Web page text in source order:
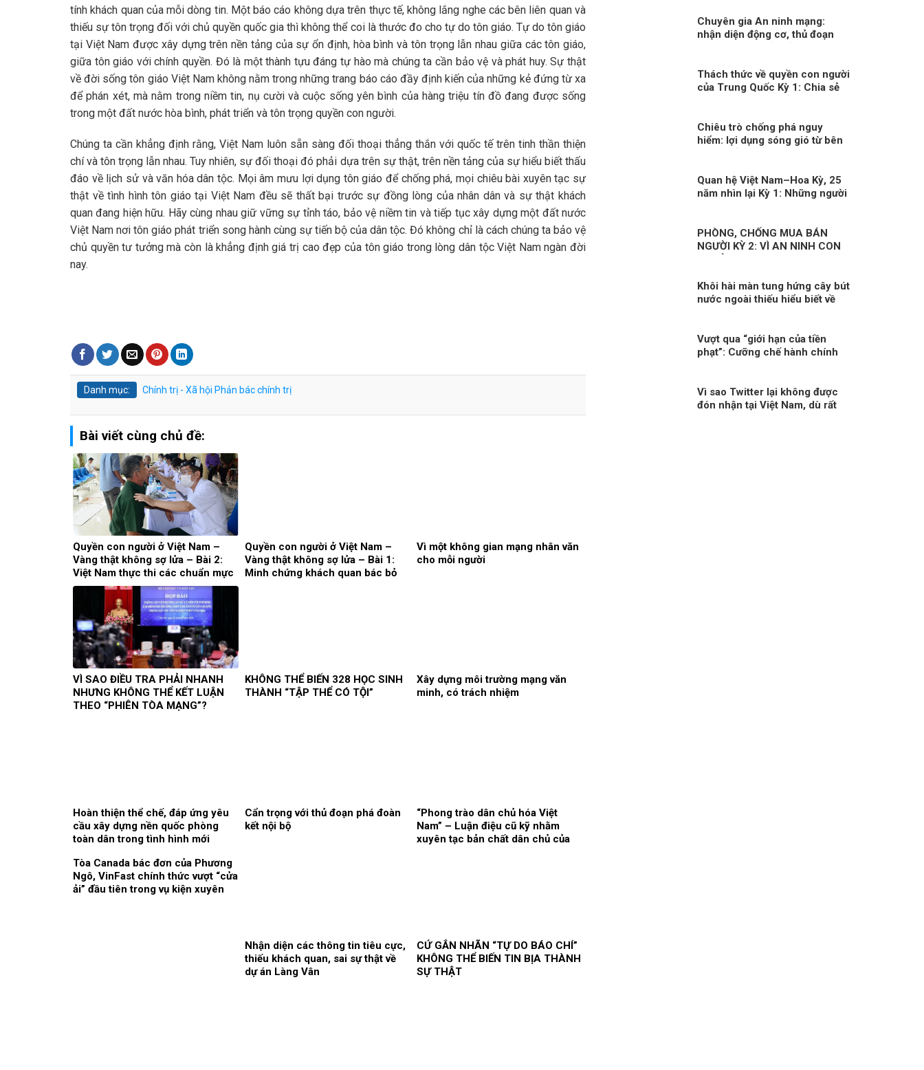
tính khách quan của mỗi dòng tin. Một báo cáo không dựa trên thực tế, không lắng nghe các bên liên quan và
thiếu sự tôn trọng đối với chủ quyền quốc gia thì không thể coi là thước đo cho tự do tôn giáo. Tự do tôn giáo
tại Việt Nam được xây dựng trên nền tảng của sự ổn định, hòa bình và tôn trọng lẫn nhau giữa các tôn giáo,
giữa tôn giáo với chính quyền. Đó là một thành tựu đáng tự hào mà chúng ta cần bảo vệ và phát huy. Sự thật
về đời sống tôn giáo Việt Nam không nằm trong những trang báo cáo đầy định kiến của những kẻ đứng từ xa
để phán xét, mà nằm trong niềm tin, nụ cười và cuộc sống yên bình của hàng triệu tín đồ đang được sống
trong một đất nước hòa bình, phát triển và tôn trọng quyền con người.
Chúng ta cần khẳng định rằng, Việt Nam luôn sẵn sàng đối thoại thẳng thắn với quốc tế trên tinh thần thiện
chí và tôn trọng lẫn nhau. Tuy nhiên, sự đối thoại đó phải dựa trên sự thật, trên nền tảng của sự hiểu biết thấu
đáo về lịch sử và văn hóa dân tộc. Mọi âm mưu lợi dụng tôn giáo để chống phá, mọi chiêu bài xuyên tạc sự
thật về tình hình tôn giáo tại Việt Nam đều sẽ thất bại trước sự đồng lòng của nhân dân và sự thật khách
quan đang hiện hữu. Hãy cùng nhau giữ vững sự tỉnh táo, bảo vệ niềm tin và tiếp tục xây dựng một đất nước
Việt Nam nơi tôn giáo phát triển song hành cùng sự tiến bộ của dân tộc. Đó không chỉ là cách chúng ta bảo vệ
chủ quyền tư tưởng mà còn là khẳng định giá trị cao đẹp của tôn giáo trong lòng dân tộc Việt Nam ngàn đời
nay.
Danh mục: Chính trị - Xã hội Phản bác chính trị
Bài viết cùng chủ đề:
Quyền con người ở Việt Nam –
Vàng thật không sợ lửa – Bài 2:
Việt Nam thực thi các chuẩn mực
quốc tế về quyền con người
Quyền con người ở Việt Nam –
Vàng thật không sợ lửa – Bài 1:
Minh chứng khách quan bác bỏ
Vì một không gian mạng nhân văn
cho mỗi người
VÌ SAO ĐIỀU TRA PHẢI NHANH
NHƯNG KHÔNG THỂ KẾT LUẬN
THEO “PHIÊN TÒA MẠNG”?
KHÔNG THỂ BIẾN 328 HỌC SINH
THÀNH “TẬP THỂ CÓ TỘI”
Xây dựng môi trường mạng văn
minh, có trách nhiệm
Hoàn thiện thể chế, đáp ứng yêu
cầu xây dựng nền quốc phòng
toàn dân trong tình hình mới
Cẩn trọng với thủ đoạn phá đoàn
kết nội bộ
“Phong trào dân chủ hóa Việt
Nam” – Luận điệu cũ kỹ nhằm
xuyên tạc bản chất dân chủ của
Tòa Canada bác đơn của Phương
Ngô, VinFast chính thức vượt “cửa
ải” đầu tiên trong vụ kiện xuyên
Nhận diện các thông tin tiêu cực,
thiếu khách quan, sai sự thật về
dự án Làng Vân
CỨ GẮN NHÃN “TỰ DO BÁO CHÍ”
KHÔNG THỂ BIẾN TIN BỊA THÀNH
SỰ THẬT
Chuyên gia An ninh mạng:
nhận diện động cơ, thủ đoạn
Thách thức về quyền con người
của Trung Quốc Kỳ 1: Chia sẻ
Chiêu trò chống phá nguy
hiểm: lợi dụng sóng gió từ bên
Quan hệ Việt Nam–Hoa Kỳ, 25
năm nhìn lại Kỳ 1: Những người
PHÒNG, CHỐNG MUA BÁN
NGƯỜI KỲ 2: VÌ AN NINH CON
Khôi hài màn tung hứng cây bút
nước ngoài thiếu hiểu biết về
Vượt qua “giới hạn của tiền
phạt”: Cưỡng chế hành chính
đại
Vì sao Twitter lại không được
đón nhận tại Việt Nam, dù rất